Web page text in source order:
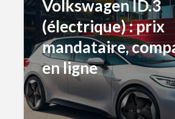
Volkswagen ID.3
(électrique) : prix
mandataire,
en ligne